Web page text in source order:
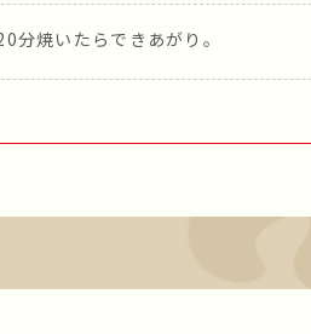
分焼いたらできあがり。